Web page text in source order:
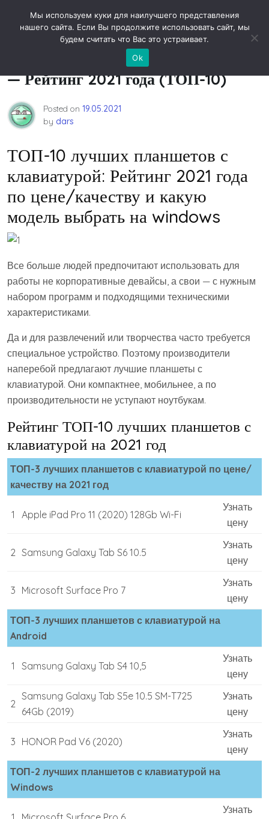
Новости технологий
Лучшие планшеты с клавиатурой
— Рейтинг 2021 года (ТОП-10)
Posted on 19.05.2021
by dars
ТОП-10 лучших планшетов с
клавиатурой: Рейтинг 2021 года
по цене/качеству и какую
модель выбрать на windows
Все больше людей предпочитают использовать для
работы не корпоративные девайсы, а свои — с нужным
набором программ и подходящими техническими
характеристиками.
Да и для развлечений или творчества часто требуется
специальное устройство. Поэтому производители
наперебой предлагают лучшие планшеты с
клавиатурой. Они компактнее, мобильнее, а по
производительности не уступают ноутбукам.
Рейтинг ТОП-10 лучших планшетов с
клавиатурой на 2021 год
ТОП-3 лучших планшетов с клавиатурой по цене/
качеству на 2021 год
1 Apple iPad Pro 11 (2020) 128Gb Wi-Fi
Узнать
цену
2 Samsung Galaxy Tab S6 10.5
Узнать
цену
3 Microsoft Surface Pro 7
Узнать
цену
ТОП-3 лучших планшетов с клавиатурой на
Android
1 Samsung Galaxy Tab S4 10,5
Узнать
цену
2
Samsung Galaxy Tab S5e 10.5 SM-T725
64Gb (2019)
Узнать
цену
3 HONOR Pad V6 (2020)
Узнать
цену
ТОП-2 лучших планшетов с клавиатурой на
Windows
Узнать
Мы используем куки для наилучшего представления
нашего сайта. Если Вы продолжите использовать сайт, мы
будем считать что Вас это устраивает.
Ok